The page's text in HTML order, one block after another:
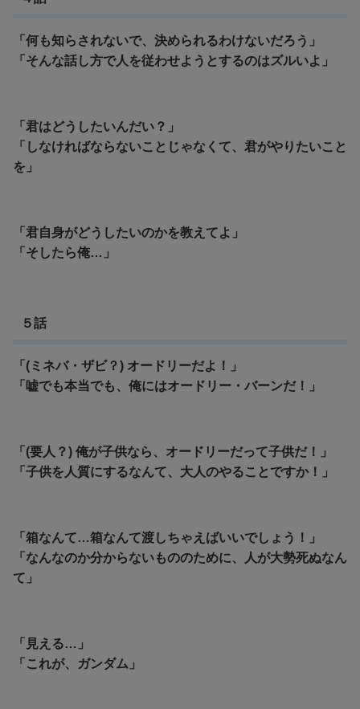
「何も知らされないで、決められるわけないだろう」
「そんな話し方で人を従わせようとするのはズルいよ」
「君はどうしたいんだい？」
「しなければならないことじゃなくて、君がやりたいこと
を」
「君自身がどうしたいのかを教えてよ」
「そしたら俺…」
５話
「(ミネバ・ザビ？) オードリーだよ！」
「嘘でも本当でも、俺にはオードリー・バーンだ！」
「(要人？) 俺が子供なら、オードリーだって子供だ！」
「子供を人質にするなんて、大人のやることですか！」
「箱なんて…箱なんて渡しちゃえばいいでしょう！」
「なんなのか分からないもののために、人が大勢死ぬなん
て」
「見える…」
「これが、ガンダム」